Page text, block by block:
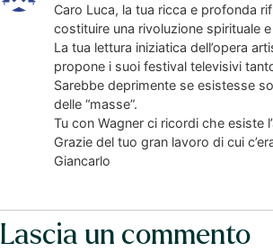
Caro Luca, la tua ricca e profonda
costituire una rivoluzione spirituale
La tua lettura iniziatica dell’opera
propone i suoi festival televisivi
Sarebbe deprimente se esistesse
delle “masse”.
Tu con Wagner ci ricordi che esiste
Grazie del tuo gran lavoro di cui
Giancarlo
Lascia un commento